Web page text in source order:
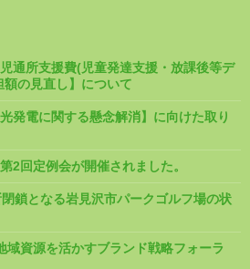
通所支援費(児童発達支援・放課後等デ
の見直し】について
発電に関する懸念解消】に向けた取り
2回定例会が開催されました。
鎖となる岩見沢市パークゴルフ場の状
域資源を活かすブランド戦略フォーラ